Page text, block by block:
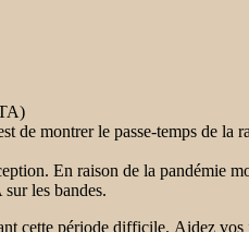
de montrer le passe-temps de la
En raison de la pandémie
les bandes.
cette période difficile. Aidez vos